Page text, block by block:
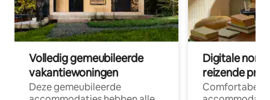
Volledig gemeubileerde
vakantiewoningen
Deze gemeubileerde
Digitale
reizende
Comfortabele